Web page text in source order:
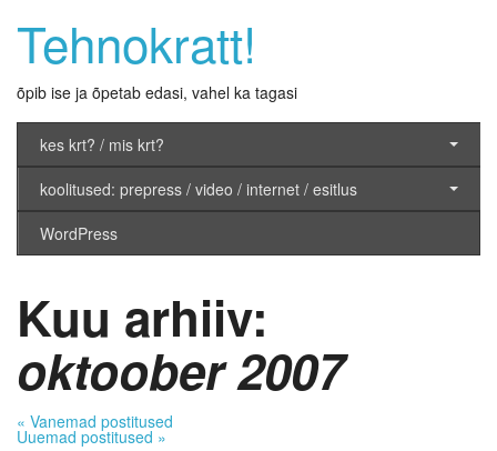
Tehnokratt!
õpib ise ja õpetab edasi, vahel ka tagasi
kes krt? / mis krt?
koolitused: prepress / video / internet / esitlus
WordPress
Kuu arhiiv:
oktoober 2007
« Vanemad postitused
Uuemad postitused »